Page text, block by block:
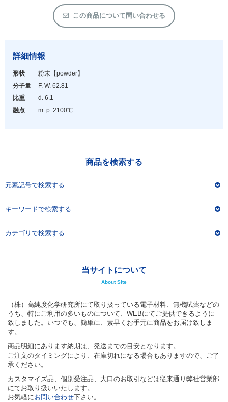
化学教材・オリジナルグッズ
この商品について問い合わせる
詳細情報
形状 粉末 【powder】
分子量
F. W. 62.81
比重
d. 6.1
融点
m. p. 2100℃
商品を検索する
元素記号で検索する
キーワードで検索する
カテゴリで検索する
当サイトについて
About Site
（株）高純度化学研究所にて取り扱っている電子材料、無機試薬などの
うち、特にご利用の多いものについて、WEBにてご提供できるように
致しました。いつでも、簡単に、素早くお手元に商品をお届け致しま
す。
商品明細にあります納期は、発送までの目安となります。
ご注文のタイミングにより、在庫切れになる場合もありますので、ご了
承ください。
カスタマイズ品、個別受注品、大口のお取引などは従来通り弊社営業部
にてお取り扱いいたします。
お気軽にお問い合わせ下さい。